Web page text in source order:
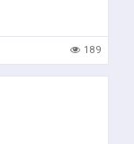
189